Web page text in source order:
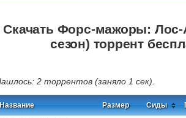
Скачать Форс-мажоры: Лос-
сезон) торрент
2 торрентов (заняло 1 сек).
Название Размер Сиды